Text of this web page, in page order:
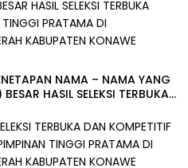
NAMA – NAMA YANG
HASIL SELEKSI TERBUKA
KABUPATEN KONAWE